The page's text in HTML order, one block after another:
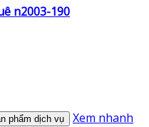
n2003-190
phẩm dịch vụ Xem nhanh